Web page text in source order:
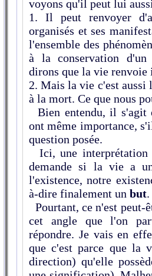
voyons qu'il peut lui
1. Il peut renvoyer
organisés et ses
l'ensemble des
à la conservation
dirons que la vie
2. Mais la vie c'est aussi
à la mort. Ce que nous
Bien entendu, il s'agit
ont même importance,
question posée.
Ici, une interprétation
demande si la vie a
l'existence, notre
à-dire finalement un but.
Pourtant, ce n'est peut-
cet angle que l'on
répondre. Je vais en
que c'est parce que la
direction) qu'elle